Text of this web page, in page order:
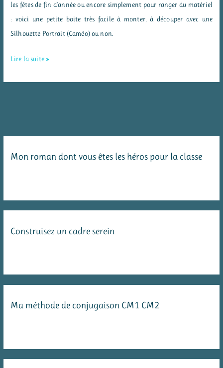
les fêtes de fin d’année ou encore simplement pour ranger du matériel
: voici une petite boite très facile à monter, à découper avec une
Silhouette Portrait (Caméo) ou non.
Une
(ou
Lire la suite »
Mon roman dont vous êtes les héros pour la classe
Construisez un cadre serein
Ma méthode de conjugaison CM1 CM2